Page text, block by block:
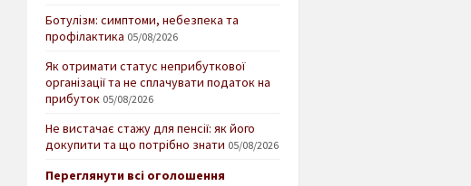
Ботулізм: симптоми, небезпека та
профілактика 05/08/2026
Як отримати статус неприбуткової
організації та не сплачувати податок на
прибуток 05/08/2026
Не вистачає стажу для пенсії: як його
докупити та що потрібно знати 05/08/2026
Переглянути всі оголошення